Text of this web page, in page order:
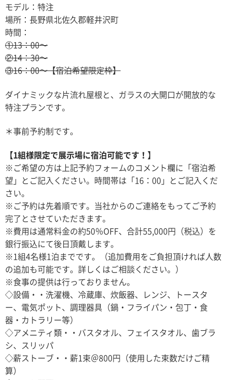
モデル：特注
場所：長野県北佐久郡軽井沢町
時間：
①13：00〜
②14：30〜
③16：00〜【宿泊希望限定枠】
ダイナミックな片流れ屋根と、ガラスの大開口が開放的な
特注プランです。
＊事前予約制です。
【1組様限定で展示場に宿泊可能です！】
※ご希望の方は上記予約フォームのコメント欄に「宿泊希
望」とご記入ください。時間帯は「16：00」とご記入くだ
さい。
※ご予約は先着順です。当社からのご連絡をもってご予約
完了とさせていただきます。
※費用は通常料金の約50％OFF、合計55,000円（税込）を
銀行振込にて後日頂戴します。
※1組4名様1泊までです。（追加費用をご負担頂ければ人数
の追加も可能です。詳しくはご相談ください。）
※食事の提供は行っておりません。
◇設備・・洗濯機、冷蔵庫、炊飯器、レンジ、トースタ
ー、電気ポット、調理器具（鍋・フライパン・包丁・食
器・カトラリー等）
◇アメニティ類・・バスタオル、フェイスタオル、歯ブラ
シ、スリッパ
◇薪ストーブ・・薪1束＠800円（使用した束数だけご精
算）